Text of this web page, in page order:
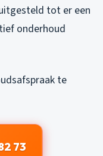
tot er een
onderhoud
te
73